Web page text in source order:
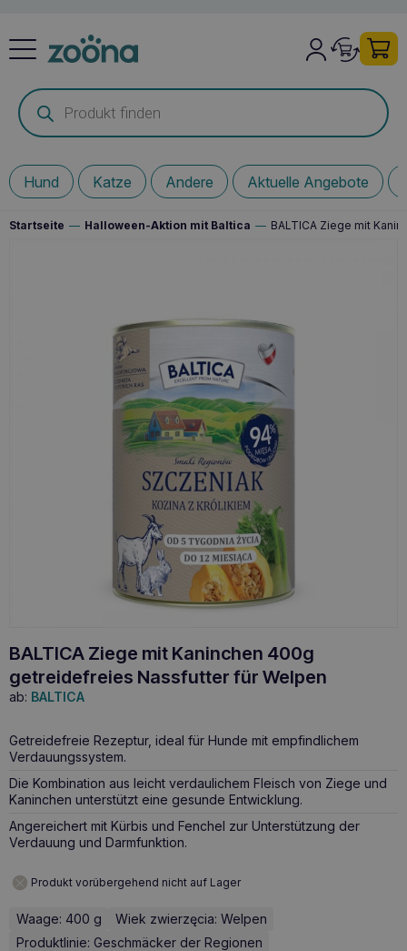
Products
search
Hund Katze Andere Aktuelle Angebote
Startseite — Halloween-Aktion mit Baltica — BALTICA Ziege mit
BALTICA Ziege mit Kaninchen 400g
getreidefreies Nassfutter für Welpen
ab: BALTICA
Getreidefreie Rezeptur, ideal für Hunde mit empfindlichem
Verdauungssystem.
Die Kombination aus leicht verdaulichem Fleisch von Ziege und
Kaninchen unterstützt eine gesunde Entwicklung.
Angereichert mit Kürbis und Fenchel zur Unterstützung der
Verdauung und Darmfunktion.
Produkt vorübergehend nicht auf Lager
Waage: 400 g
Wiek zwierzęcia: Welpen
Produktlinie: Geschmäcker der Regionen